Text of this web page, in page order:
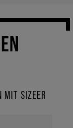
MIT SIZEER